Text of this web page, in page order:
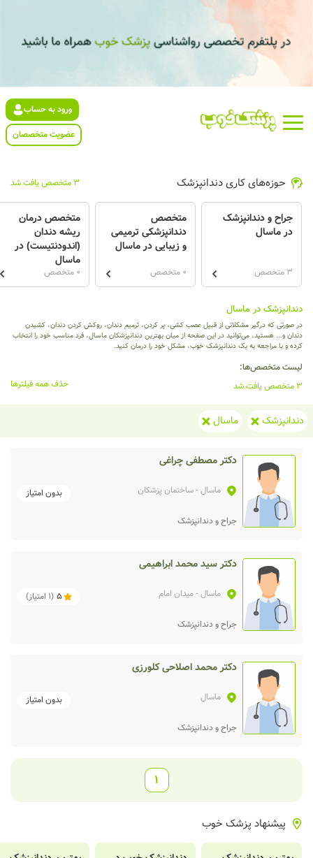
ورود به حساب
عضویت متخصصان
حوزه‌های کاری دندانپزشک 3 متخصص یافت شد
جراح و دندانپزشک
در ماسال
3 متخصص
متخصص
دندانپزشکی ترمیمی
و زیبایی در ماسال
0 متخصص
متخصص درمان
ریشه دندان
(اندودنتیست) در
ماسال
0 متخصص
دندانپزشک در ماسال
در صورتی که درگیر مشکلاتی از قبیل عصب کشی، پر کردن، ترمیم دندان، روکش کردن دندان، کشیدن
دندان و... هستید، می‌توانید در این صفحه از میان بهترین دندانپزشکان ماسال، فرد مناسب خود را انتخاب
کرده و با مراجعه به یک دندانپزشک خوب، مشکل خود را درمان کنید.
لیست متخصص‌ها:
3 متخصص یافت شد
حذف همه فیلترها
دندانپزشک ماسال
دکتر مصطفی چراغی
ماسال- ساختمان پزشكان بدون امتیاز
جراح و دندانپزشک
دکتر سید محمد ابراهیمی
ماسال- میدان امام 5
(
1 امتیاز)
جراح و دندانپزشک
دکتر محمد اصلاحی کلورزی
ماسال بدون امتیاز
جراح و دندانپزشک
1
پیشنهاد پزشک خوب